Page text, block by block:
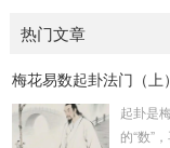
热门文章
梅花易数起卦法门（
起卦是
的“数”